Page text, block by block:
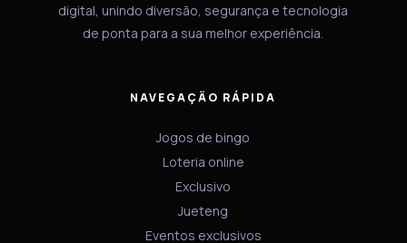
digital, unindo diversão, segurança e tecnologia
de ponta para a sua melhor experiência.
NAVEGAÇÃO RÁPIDA
Jogos de bingo
Loteria online
Exclusivo
Jueteng
Eventos exclusivos